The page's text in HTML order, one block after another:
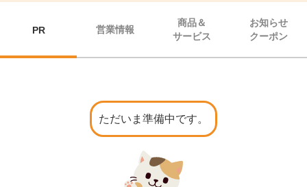
PR 営業情報
商品＆
サービス
お知らせ
クーポン
ただいま準備中です。